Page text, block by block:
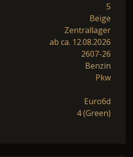
5
Beige
Zentrallager
ab ca. 12.08.2026
2607-26
Benzin
Pkw
Euro6d
4 (Green)